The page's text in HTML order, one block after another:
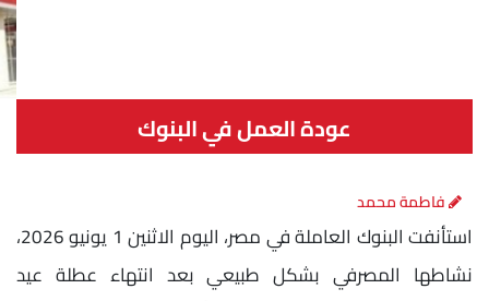
عودة العمل في البنوك
فاطمة محمد
استأنفت البنوك العاملة في مصر، اليوم الاثنين 1 يونيو 2026،
نشاطها المصرفي بشكل طبيعي بعد انتهاء عطلة عيد